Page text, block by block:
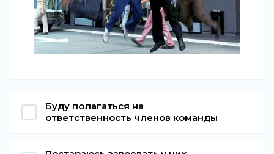
Буду полагаться на
ответственность членов команды